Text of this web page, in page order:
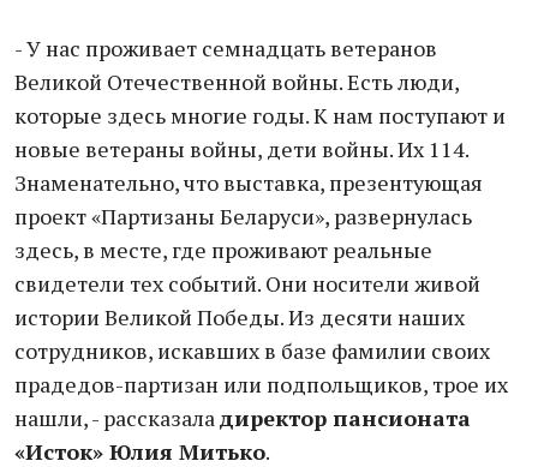
- У нас проживает семнадцать ветеранов
Великой Отечественной войны. Есть люди,
которые здесь многие годы. К нам поступают и
новые ветераны войны, дети войны. Их 114.
Знаменательно, что выставка, презентующая
проект «Партизаны Беларуси», развернулась
здесь, в месте, где проживают реальные
свидетели тех событий. Они носители живой
истории Великой Победы. Из десяти наших
сотрудников, искавших в базе фамилии своих
прадедов-партизан или подпольщиков, трое их
нашли, - рассказаладиректор пансионата
«Исток» Юлия Митько.